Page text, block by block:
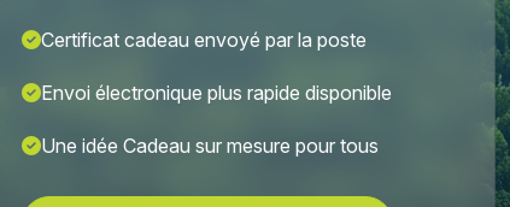
Certificat cadeau envoyé par la poste
Envoi électronique plus rapide disponible
Une idée Cadeau sur mesure pour tous